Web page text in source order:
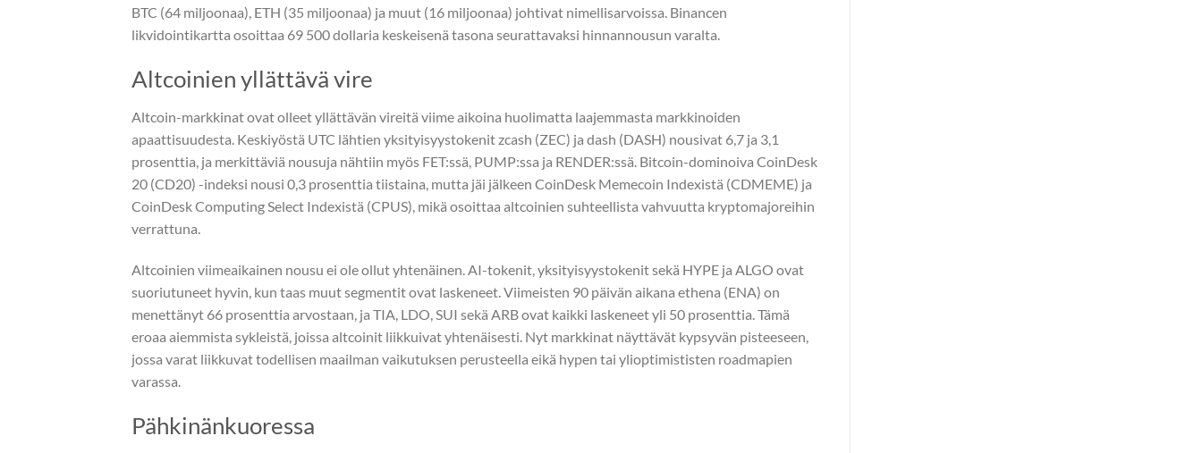
BTC (64 miljoonaa), ETH (35 miljoonaa) ja muut (16 miljoonaa) johtivat nimellisarvoissa. Binancen
likvidointikartta osoittaa 69 500 dollaria keskeisenä tasona seurattavaksi hinnannousun varalta.
Altcoinien yllättävä vire
Altcoin-markkinat ovat olleet yllättävän vireitä viime aikoina huolimatta laajemmasta markkinoiden
apaattisuudesta. Keskiyöstä UTC lähtien yksityisyystokenit zcash (ZEC) ja dash (DASH) nousivat 6,7 ja 3,1
prosenttia, ja merkittäviä nousuja nähtiin myös FET:ssä, PUMP:ssa ja RENDER:ssä. Bitcoin-dominoiva CoinDesk
20 (CD20) -indeksi nousi 0,3 prosenttia tiistaina, mutta jäi jälkeen CoinDesk Memecoin Indexistä (CDMEME) ja
CoinDesk Computing Select Indexistä (CPUS), mikä osoittaa altcoinien suhteellista vahvuutta kryptomajoreihin
verrattuna.
Altcoinien viimeaikainen nousu ei ole ollut yhtenäinen. AI-tokenit, yksityisyystokenit sekä HYPE ja ALGO ovat
suoriutuneet hyvin, kun taas muut segmentit ovat laskeneet. Viimeisten 90 päivän aikana ethena (ENA) on
menettänyt 66 prosenttia arvostaan, ja TIA, LDO, SUI sekä ARB ovat kaikki laskeneet yli 50 prosenttia. Tämä
eroaa aiemmista sykleistä, joissa altcoinit liikkuivat yhtenäisesti. Nyt markkinat näyttävät kypsyvän pisteeseen,
jossa varat liikkuvat todellisen maailman vaikutuksen perusteella eikä hypen tai ylioptimististen roadmapien
varassa.
Pähkinänkuoressa